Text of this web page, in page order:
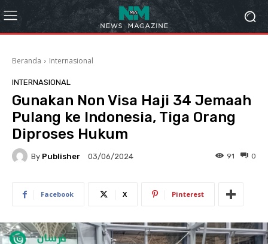
Beranda Internasional
INTERNASIONAL
Gunakan Non Visa Haji 34 Jemaah
Pulang ke Indonesia, Tiga Orang
Diproses Hukum
By Publisher 03/06/2024 0
91
Facebook X Pinterest